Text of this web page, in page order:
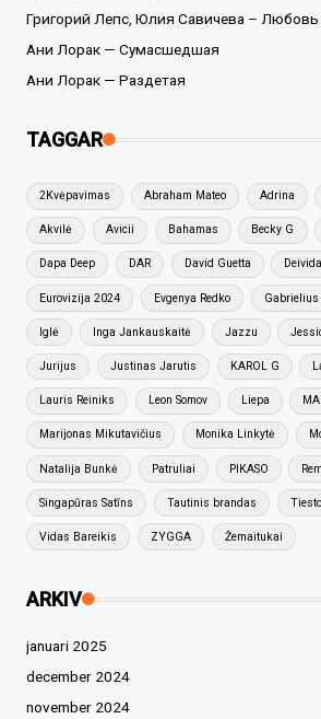
Григорий Лепс, Юлия Савичева –
Ани Лорак — Сумасшедшая
Ани Лорак — Раздетая
TAGGAR
2Kvėpavimas Abraham Mateo Adrina
Akvilė Avicii Bahamas Becky G
Dapa Deep DAR David Guetta
Eurovizija 2024 Evgenya Redko
Iglė Inga Jankauskaitė Jazzu
Jurijus Justinas Jarutis KAROL G
Lauris Reiniks Leon Somov Liepa
Marijonas Mikutavičius Monika Linkytė
Natalija Bunkė Patruliai PIKASO
Singapūras Satīns Tautinis brandas Tiesto
Vidas Bareikis ZYGGA Žemaitukai
ARKIV
januari 2025
december 2024
november 2024